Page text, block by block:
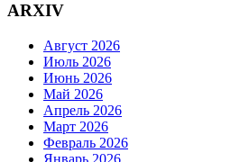
ARXIV
Август 2026
Июль 2026
Июнь 2026
Май 2026
Апрель 2026
Март 2026
Февраль 2026
Январь 2026